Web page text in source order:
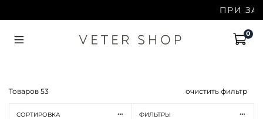
ПРИ ЗАКАЗЕ
0
Товаров 53 очистить фильтр
СОРТИРОВКА ФИЛЬТРЫ